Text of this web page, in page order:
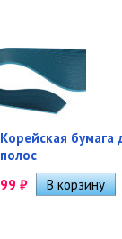
Корейская бумага
полос
99 ₽